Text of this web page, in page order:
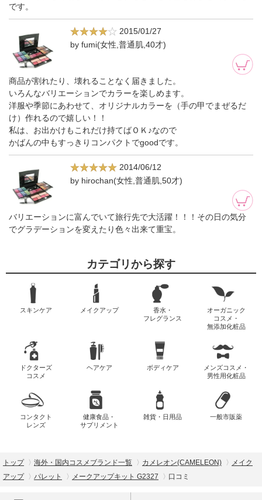
です。
2015/01/27
by fumi(女性,普通肌,40才)
商品が割れたり、壊れることなく届きました。
いろんなバリエーションでカラーを楽しめます。
洋服や季節にあわせて、オリジナルカラーを（手の甲でまぜるだ
け）作れるので嬉しい！！
私は、お出かけもこれだけ持てばＯＫ♪なので
かばんの中もすっきりコンパクトでgoodです。
2014/06/12
by hirochan(女性,普通肌,50才)
バリエーションに富んでいて旅行先で大活躍！！！その日の気分
でグラデーションを変えたり色々出来て重宝。
カテゴリから探す
スキンケア メイクアップ
香水・
フレグランス
オーガニック
コスメ・
無添加化粧品
ドクターズ
コスメ
ヘアケア ボディケア
メンズコスメ・
男性用化粧品
コンタクト
レンズ
健康食品・
サプリメント
雑貨・日用品 一般市販薬
トップ 海外・国内コスメブランド一覧 カメレオン(CAMELEON)
メイク
アップ
パレット メークアップキット G2327 口コミ